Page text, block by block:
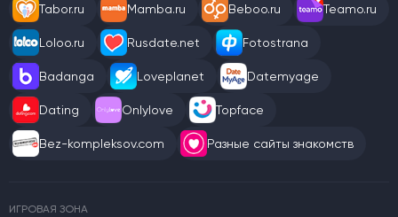
Tabor.ru Mamba.ru Beboo.ru Teamo.ru
Loloo.ru Rusdate.net Fotostrana
Badanga Loveplanet Datemyage
Dating Onlylove Topface
Bez-kompleksov.com Разные сайты знакомств
ИГРОВАЯ ЗОНА